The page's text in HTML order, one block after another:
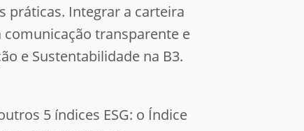
práticas. Integrar a carteira
transparente e
e Sustentabilidade na B3.
5 índices ESG: o Índice